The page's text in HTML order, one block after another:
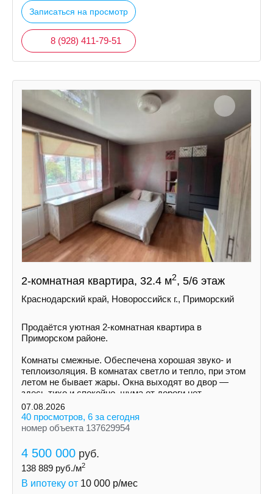
Записаться на просмотр
8 (928) 411-79-51
2-комнатная квартира, 32.4 м2, 5/6 этаж
Краснодарский край, Новороссийск г., Приморский
Продаётся уютная 2-комнатная квартира в
Приморском районе.
Комнаты смежные. Обеспечена хорошая звуко- и
теплоизоляция. В комнатах светло и тепло, при этом
летом не бывает жары. Окна выходят во двор —
здесь тихо и спокойно, шума от дороги нет.
07.08.2026
40 просмотров, 6 за сегодня
номер объекта 137629954
4 500 000 руб.
138 889 руб./м2
В ипотеку от 10 000 р/мес